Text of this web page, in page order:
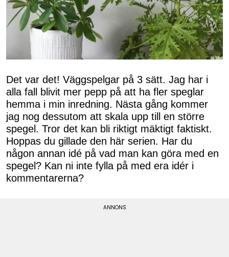
Det var det! Väggspelgar på 3 sätt. Jag har i
alla fall blivit mer pepp på att ha fler speglar
hemma i min inredning. Nästa gång kommer
jag nog dessutom att skala upp till en större
spegel. Tror det kan bli riktigt mäktigt faktiskt.
Hoppas du gillade den här serien. Har du
någon annan idé på vad man kan göra med en
spegel? Kan ni inte fylla på med era idér i
kommentarerna?